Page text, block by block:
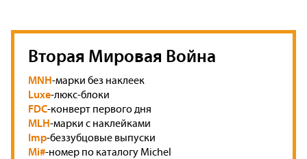
Вторая Мировая Война
MNH-марки без наклеек
Luxe-люкс-блоки
FDC-конверт первого дня
MLH-марки с наклейками
Imp-беззубцовые выпуски
Mi#-номер по каталогу Michel